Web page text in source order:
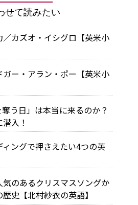
せて読みたい
カズオ・イシグロ【英米小
ー・アラン・ポー【英米小
奪う日」は本当に来るのか？
入！
ングで押さえたい4つの英
のあるクリスマスソングか
史【北村紗衣の英語】